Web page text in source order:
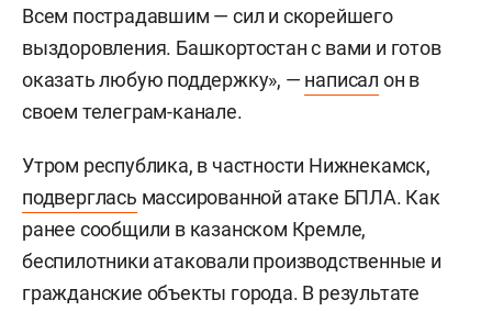
Всем пострадавшим — сил и скорейшего
выздоровления. Башкортостан с вами и готов
оказать любую поддержку», — написал он в
своем телеграм-канале.
Утром республика, в частности Нижнекамск,
подверглась массированной атаке БПЛА. Как
ранее сообщили в казанском Кремле,
беспилотники атаковали производственные и
гражданские объекты города. В результате